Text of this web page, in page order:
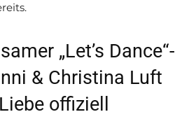
„Let’s Dance“-
& Christina Luft
offiziell